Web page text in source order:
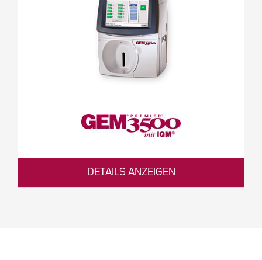
DETAILS ANZEIGEN